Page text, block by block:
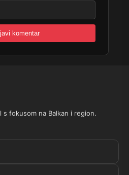
fokusom na Balkan i region.